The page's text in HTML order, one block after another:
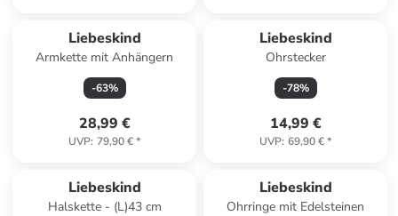
Liebeskind
Armkette mit Anhängern
-63%
28,99 €
UVP: 79,90 €*
Liebeskind
Ohrstecker
-78%
14,99 €
UVP: 69,90 €*
Liebeskind
Halskette - (L)43 cm
Liebeskind
Ohrringe mit Edelsteinen